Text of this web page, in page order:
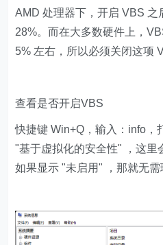
AMD 处理器下，开启 VBS 之
28%。而在大多数硬件上，
5% 左右，所以必须关闭这项
查看是否开启VBS
快捷键 Win+Q，输入：info，
"基于虚拟化的安全性" ，这里
如果显示 "未启用" ，那就无需